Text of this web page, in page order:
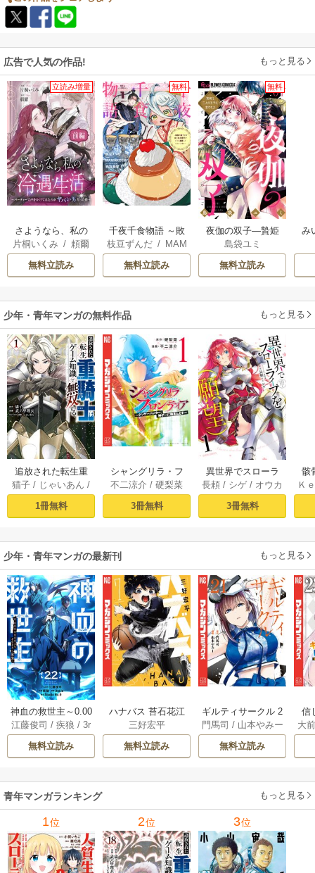
広告で人気の作品! もっと見る
立読み増量
さようなら、私の
冷遇生活 ～パーテ
ィーで声をかけて
きたのがヤバい男
片桐いくみ /頼爾
無料立読み
無料
千夜千食物語 ～敗
国の姫ですが氷の
皇子殿下がどうも
溺愛してくれてい
枝豆ずんだ/ MAM
AKOTO / 鴉羽凛燈
無料立読み
無料
夜伽の双子―贄姫
は二人の王子に愛
される―
島袋ユミ
無料立読み
み
少年・青年マンガの無料作品 もっと見る
追放された転生重
騎士はゲーム知識
で無双する（１）
猫子 / じゃいあん /
武六甲理衣
1冊無料
シャングリラ・フ
ロンティア（１）
～クソゲーハン
ター、神ゲーに挑
不二涼介 /硬梨菜
3冊無料
異世界でスローラ
イフを（願望） 1
長頼 / シゲ / オウカ
3冊無料
骸
異
Ｋ
少年・青年マンガの最新刊 もっと見る
神血の救世主～0.00
000001％を引き当
て最強へ～【電子
書籍特典付】 22巻
江藤俊司 /疾狼 /3r
d Ie/Studio No.9
無料立読み
ハナバス 苔石花江
のバスケ論 7巻
三好宏平
無料立読み
ギルティサークル 2
1巻
門馬司 / 山本やみー
無料立読み
信
に
の
れ
メ
大
青年マンガランキング もっと見る
1位 2位 3位